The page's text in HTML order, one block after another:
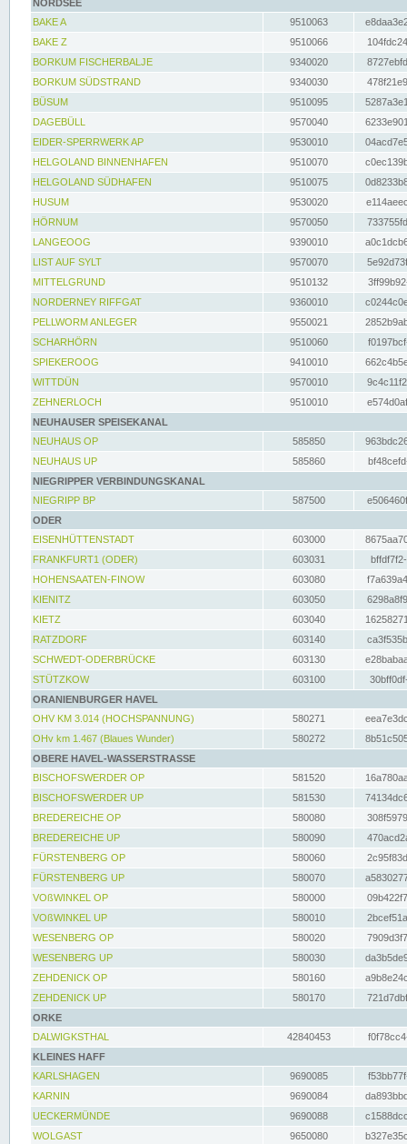
NORDSEE
BAKE A
9510063
BAKE Z
9510066
BORKUM FISCHERBALJE
9340020
BORKUM SÜDSTRAND
9340030
BÜSUM
9510095
DAGEBÜLL
9570040
EIDER-SPERRWERK AP
9530010
HELGOLAND BINNENHAFEN
9510070
HELGOLAND SÜDHAFEN
9510075
HUSUM
9530020
HÖRNUM
9570050
LANGEOOG
9390010
LIST AUF SYLT
9570070
MITTELGRUND
9510132
NORDERNEY RIFFGAT
9360010
PELLWORM ANLEGER
9550021
SCHARHÖRN
9510060
SPIEKEROOG
9410010
WITTDÜN
9570010
ZEHNERLOCH
9510010
NEUHAUSER SPEISEKANAL
NEUHAUS OP
585850
NEUHAUS UP
585860
NIEGRIPPER VERBINDUNGSKANAL
NIEGRIPP BP
587500
ODER
EISENHÜTTENSTADT
603000
FRANKFURT1 (ODER)
603031
HOHENSAATEN-FINOW
603080
KIENITZ
603050
KIETZ
603040
RATZDORF
603140
SCHWEDT-ODERBRÜCKE
603130
STÜTZKOW
603100
ORANIENBURGER HAVEL
OHV KM 3.014 (HOCHSPANNUNG)
580271
OHv km 1.467 (Blaues Wunder)
580272
OBERE HAVEL-WASSERSTRASSE
BISCHOFSWERDER OP
581520
BISCHOFSWERDER UP
581530
BREDEREICHE OP
580080
BREDEREICHE UP
580090
FÜRSTENBERG OP
580060
FÜRSTENBERG UP
580070
VOßWINKEL OP
580000
VOßWINKEL UP
580010
WESENBERG OP
580020
WESENBERG UP
580030
ZEHDENICK OP
580160
ZEHDENICK UP
580170
ORKE
DALWIGKSTHAL
42840453
KLEINES HAFF
KARLSHAGEN
9690085
KARNIN
9690084
UECKERMÜNDE
9690088
WOLGAST
9650080